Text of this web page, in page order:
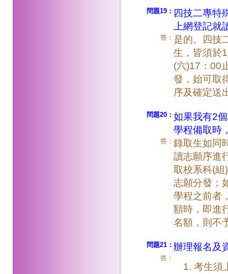
問題19： 四技二專特
上網登記就
答： 是的。四技
生，皆須於
(六)17：00
發，始可取
序及確定送
問題20： 如果我有2
學程備取時
答： 錄取生如同
讀志願序進
取校系科(組
志願分發；
學程之前者
額時，即進
名額，則不
問題21： 辦理報名及
答：
考生須